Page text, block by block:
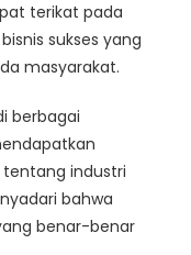
terikat pada
sukses yang
masyarakat.
berbagai
industri
bahwa
benar-benar